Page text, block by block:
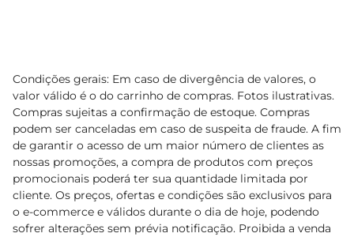
Condições gerais: Em caso de divergência de valores, o
valor válido é o do carrinho de compras. Fotos ilustrativas.
Compras sujeitas a confirmação de estoque. Compras
podem ser canceladas em caso de suspeita de fraude. A fim
de garantir o acesso de um maior número de clientes as
nossas promoções, a compra de produtos com preços
promocionais poderá ter sua quantidade limitada por
cliente. Os preços, ofertas e condições são exclusivos para
o e-commerce e válidos durante o dia de hoje, podendo
sofrer alterações sem prévia notificação. Proibida a venda